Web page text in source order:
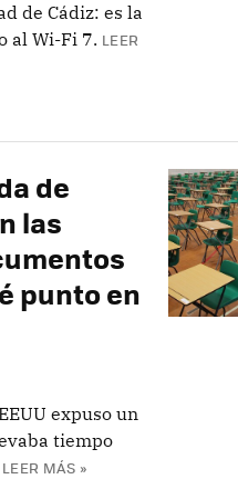
de Cádiz: es la
al Wi-Fi 7. LEER
de
las
punto en
expuso un
tiempo
LEER MÁS »